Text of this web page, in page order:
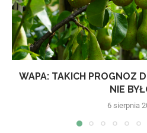
WAPA: TAKICH PROGNOZ
NIE
6 sierpnia